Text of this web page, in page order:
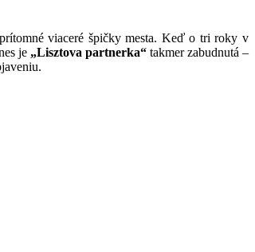
viaceré špičky mesta. Keď o tri roky v
je „Lisztova partnerka“ takmer zabudnutá –